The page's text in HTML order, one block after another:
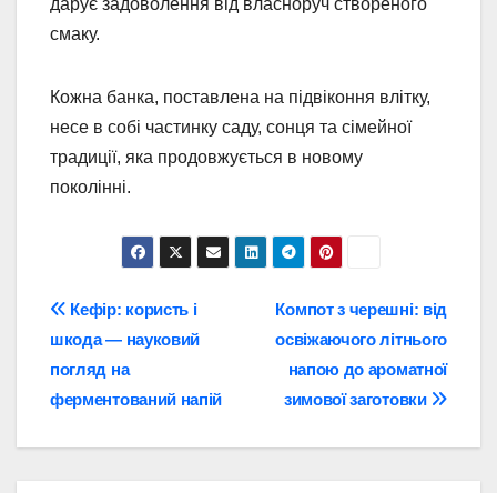
смаку.
Кожна банка, поставлена на підвіконня влітку,
несе в собі частинку саду, сонця та сімейної
традиції, яка продовжується в новому
поколінні.
Навігація
записів
Компот з черешні: від
освіжаючого літнього
напою до ароматної
зимової заготовки
Кефір: користь і
шкода — науковий
погляд на
ферментований напій